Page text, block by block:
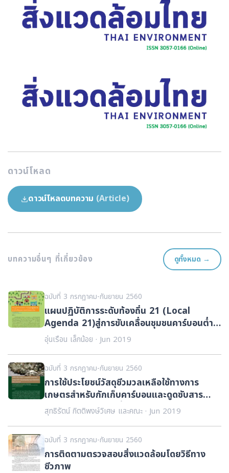
ดาวน์โหลด
ดาวน์โหลดบทความ (Article)
บทความอื่นๆ ที่เกี่ยวข้อง ดูทั้งหมด →
ฉบับที่ 3 กรกฏาคม-กันยายน 2560
แผนปฏิบัติการระดับท้องถิ่น 21 (Local
Agenda 21)สู่การขับเคลื่อนชุมชนคาร์บอนต่ำ
ของประเทศไทย
อุ่นเรือน เล็กน้อย · Jun 2019
ฉบับที่ 3 กรกฏาคม-กันยายน 2560
การใช้ประโยชน์วัสดุชีวมวลเหลือใช้ทางการ
เกษตรสำหรับกักเก็บคาร์บอนและดูดซับสาร
อินทรีย์ระเหยง่ายในชั้นบรรยากาศ
สุทธิรัตน์ กิตติพงษ์วิเศษ และคณะ · Jun 2019
ฉบับที่ 3 กรกฏาคม-กันยายน 2560
การติดตามตรวจสอบสิ่งแวดล้อมโดยวิธีทาง
ชีวภาพ